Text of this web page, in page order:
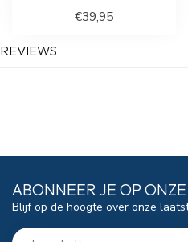
€39,95
REVIEWS
ABONNEER JE OP
Blijf op de hoogte over onze